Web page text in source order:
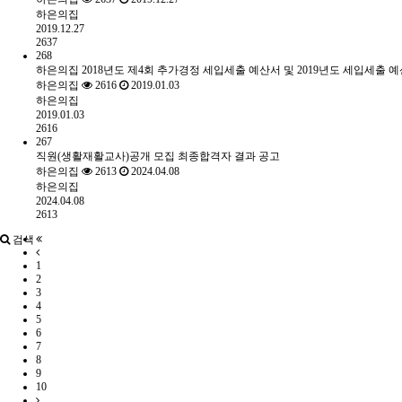
하은의집
2019.12.27
2637
268
하은의집 2018년도 제4회 추가경정 세입세출 예산서 및 2019년도 세입세출 예
하은의집
2616
2019.01.03
하은의집
2019.01.03
2616
267
직원(생활재활교사)공개 모집 최종합격자 결과 공고
하은의집
2613
2024.04.08
하은의집
2024.04.08
2613
검색
1
2
3
4
5
6
7
8
9
10